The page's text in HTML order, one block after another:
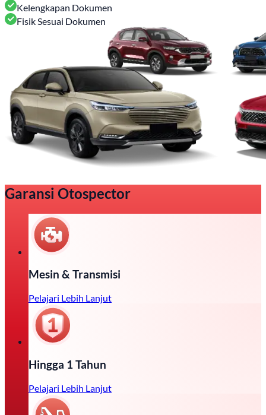
Kelengkapan Dokumen
Fisik Sesuai Dokumen
Garansi Otospector
Mesin & Transmisi
Pelajari Lebih Lanjut
Hingga 1 Tahun
Pelajari Lebih Lanjut